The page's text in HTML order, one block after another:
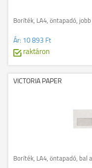
Boríték, LA4, öntapadó, jobb
Ár: 10 893 Ft
raktáron
VICTORIA PAPER
Boríték, LA4, öntapadó, bal